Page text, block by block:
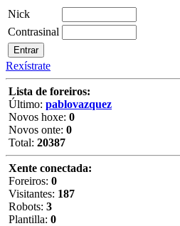
Nick
Contrasinal
Rexístrate
Lista de foreiros:
Último: pablovazquez
Novos hoxe: 0
Novos onte: 0
Total: 20387
Xente conectada:
Foreiros: 0
Visitantes: 187
Robots: 3
Plantilla: 0